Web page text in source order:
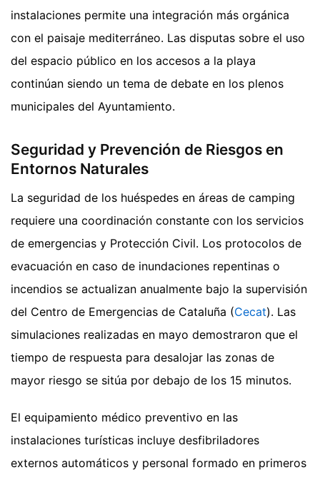
instalaciones permite una integración más orgánica
con el paisaje mediterráneo. Las disputas sobre el uso
del espacio público en los accesos a la playa
continúan siendo un tema de debate en los plenos
municipales del Ayuntamiento.
Seguridad y Prevención de Riesgos en
Entornos Naturales
La seguridad de los huéspedes en áreas de camping
requiere una coordinación constante con los servicios
de emergencias y Protección Civil. Los protocolos de
evacuación en caso de inundaciones repentinas o
incendios se actualizan anualmente bajo la supervisión
del Centro de Emergencias de Cataluña (Cecat). Las
simulaciones realizadas en mayo demostraron que el
tiempo de respuesta para desalojar las zonas de
mayor riesgo se sitúa por debajo de los 15 minutos.
El equipamiento médico preventivo en las
instalaciones turísticas incluye desfibriladores
externos automáticos y personal formado en primeros